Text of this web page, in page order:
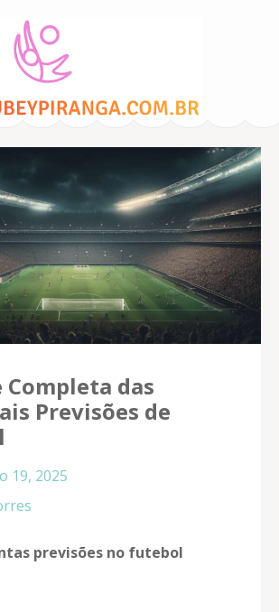
em
das
Previsões de
19, 2025
previsões no futebol